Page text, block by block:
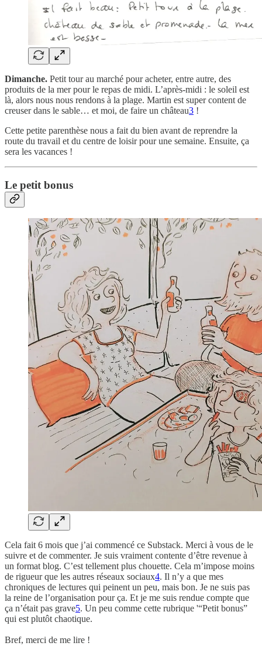
Dimanche. Petit tour au marché pour acheter, entre autre, des
produits de la mer pour le repas de midi. L’après-midi : le soleil est
là, alors nous nous rendons à la plage. Martin est super content de
creuser dans le sable… et moi, de faire un château3 !
Cette petite parenthèse nous a fait du bien avant de reprendre la
route du travail et du centre de loisir pour une semaine. Ensuite, ça
sera les vacances !
Le petit bonus
Cela fait 6 mois que j’ai commencé ce Substack. Merci à vous de le
suivre et de commenter. Je suis vraiment contente d’être revenue à
un format blog. C’est tellement plus chouette. Cela m’impose moins
de rigueur que les autres réseaux sociaux4. Il n’y a que mes
chroniques de lectures qui peinent un peu, mais bon. Je ne suis pas
la reine de l’organisation pour ça. Et je me suis rendue compte que
ça n’était pas grave5. Un peu comme cette rubrique '“Petit bonus”
qui est plutôt chaotique.
Bref, merci de me lire !